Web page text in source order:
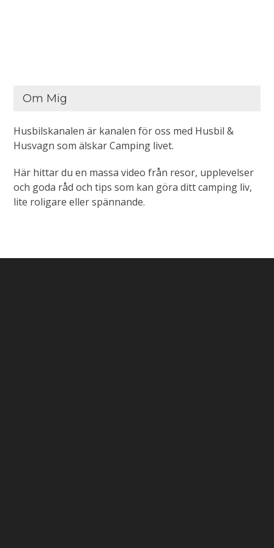
Om Mig
Husbilskanalen är kanalen för oss med Husbil &
Husvagn som älskar Camping livet.
Här hittar du en massa video från resor, upplevelser
och goda råd och tips som kan göra ditt camping liv,
lite roligare eller spännande.